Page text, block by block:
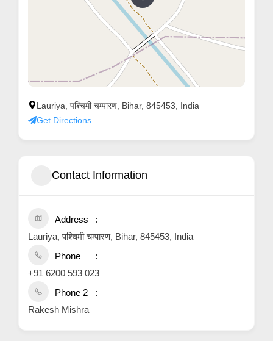
Lauriya, पश्चिमी चम्पारण, Bihar, 845453, India
Get Directions
Contact Information
Address
Lauriya, पश्चिमी चम्पारण, Bihar, 845453, India
Phone
+91 6200 593 023
Phone 2
Rakesh Mishra